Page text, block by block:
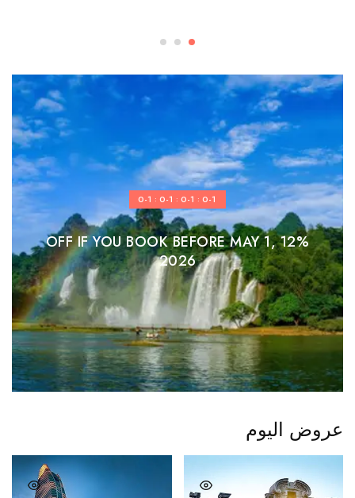
0-1
:
0-1
:
0-1
:
0-1
12% OFF IF YOU BOOK BEFORE MAY 1,
2026
عروض اليوم